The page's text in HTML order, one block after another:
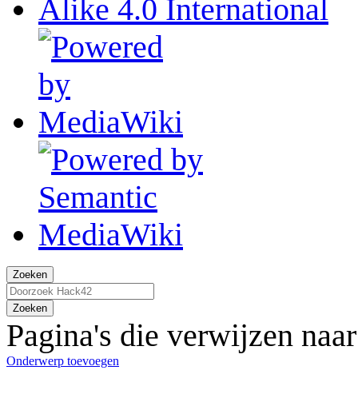
Zoeken
Zoeken
Pagina's die verwijzen
Onderwerp toevoegen